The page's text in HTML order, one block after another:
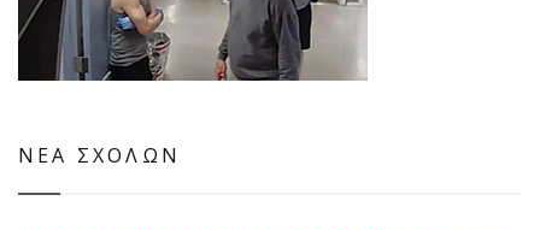
ΝΕΑ ΣΧΟΛΩΝ